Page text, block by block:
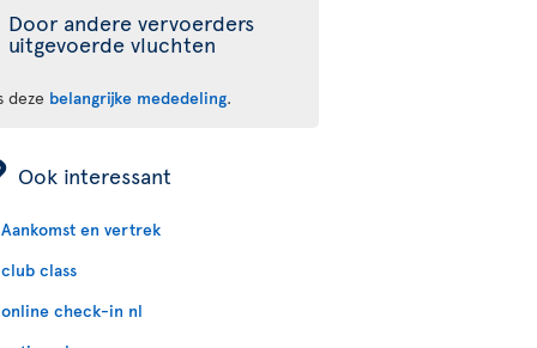
Door andere vervoerders
uitgevoerde vluchten
deze belangrijke mededeling.
Ook interessant
Aankomst en vertrek
club class
online check-in nl